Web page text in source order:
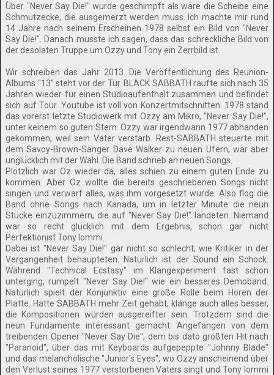
Über "Never Say Die!" wurde geschimpft als wäre die Scheibe eine
Schmutzecke, die ausgemerzt werden muss. Ich machte mir rund
14 Jahre nach seinem Erscheinen 1978 selbst ein Bild von "Never
Say Die!". Danach musste ich sagen, dass das schreckliche Bild von
der desolaten Truppe um Ozzy und Tony ein Zerrbild ist.
Wir schreiben das Jahr 2013. Die Veröffentlichung des Reunion-
Albums "13" steht vor der Tür. BLACK SABBATH raufte sich nach 35
Jahren wieder für einen Studioaufenthalt zusammen und befindet
sich auf Tour. Youtube ist voll von Konzertmitschnitten. 1978 stand
das vorerst letzte Studiowerk mit Ozzy am Mikro, "Never Say Die!",
unter keinem so guten Stern. Ozzy war irgendwann 1977 abhanden
gekommen, weil sein Vater verstarb. Rest-SABBATH steuerte mit
dem Savoy-Brown-Sänger Dave Walker zu neuen Ufern, war aber
unglücklich mit der Wahl. Die Band schrieb an neuen Songs.
Plötzlich war Oz wieder da, alles schien zu einem guten Ende zu
kommen. Aber Oz wollte die bereits geschriebenen Songs nicht
singen und verwarf alles, was ihm vorgesetzt wurde. Also flog die
Band ohne Songs nach Kanada, um in letzter Minute die neun
Stücke einzuzimmern, die auf "Never Say Die!" landeten. Niemand
war so recht glücklich mit dem Ergebnis, schon gar nicht
Perfektionist Tony Iommi.
Dabei ist "Never Say Die!" gar nicht so schlecht, wie Kritiker in der
Vergangenheit behaupteten. Natürlich ist der Sound ein Schock.
Während "Technical Ecstasy" im Klangexperiment fast schon
unterging, rumpelt "Never Say Die!" wie ein besseres Demoband.
Natürlich spielt der Konjunktiv eine große Rolle beim Hören der
Platte. Hätte SABBATH mehr Zeit gehabt, klänge auch alles besser,
die Kompositionen würden ausgereifter sein. Trotzdem sind die
neun Fundamente interessant gemacht. Angefangen von dem
treibenden Opener "Never Say Die", dem bis dato größten Hit nach
"Paranoid", über das mit Keyboards aufgepeppte "Johnny Blade"
und das melancholische "Junior's Eyes", wo Ozzy anscheinend über
den Verlust seines 1977 verstorbenen Vaters singt und Tony Iommi